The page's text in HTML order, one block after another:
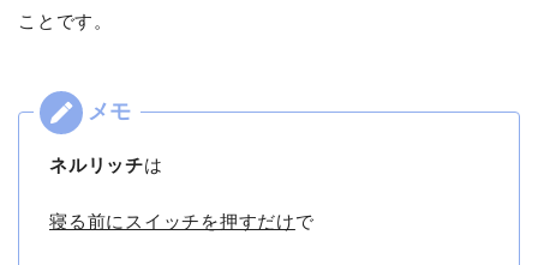
ことです。
ネルリッチは
寝る前にスイッチを押すだけで